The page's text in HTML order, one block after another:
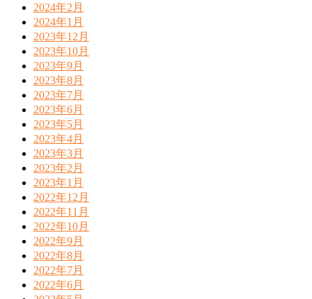
2024年2月
2024年1月
2023年12月
2023年10月
2023年9月
2023年8月
2023年7月
2023年6月
2023年5月
2023年4月
2023年3月
2023年2月
2023年1月
2022年12月
2022年11月
2022年10月
2022年9月
2022年8月
2022年7月
2022年6月